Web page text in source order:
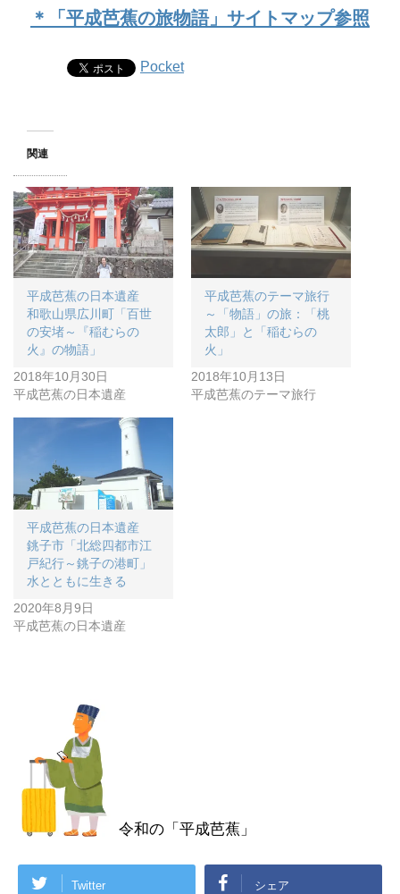
＊「平成芭蕉の旅物語」サイトマップ参照
Pocket
関連
平成芭蕉の日本遺産
和歌山県広川町「百世
の安堵～『稲むらの
火』の物語」
2018年10月30日
平成芭蕉の日本遺産
平成芭蕉のテーマ旅行
～「物語」の旅：「桃
太郎」と「稲むらの
火」
2018年10月13日
平成芭蕉のテーマ旅行
平成芭蕉の日本遺産
銚子市「北総四都市江
戸紀行～銚子の港町」
水とともに生きる
2020年8月9日
平成芭蕉の日本遺産
令和の「平成芭蕉」
Twitter シェア